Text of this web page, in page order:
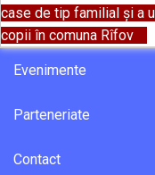
case de tip familial și a
copii în comuna Rîfov
Evenimente
Parteneriate
Contact